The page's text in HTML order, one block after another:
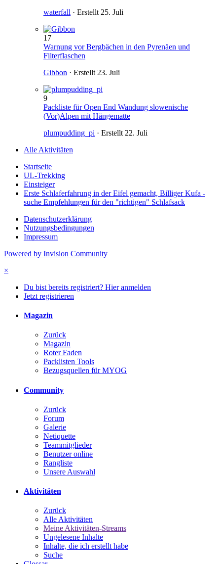
waterfall · Erstellt 25. Juli
17
Warnung vor Bergbächen in den Pyrenäen und
Filterflaschen
Gibbon · Erstellt 23. Juli
9
Packliste für Open End Wandung slowenische
(Vor)Alpen mit Hängematte
plumpudding_pi · Erstellt 22. Juli
Alle Aktivitäten
Startseite
UL-Trekking
Einsteiger
Erste Schlaferfahrung in der Eifel gemacht, Billiger Kufa -
suche Empfehlungen für den "richtigen" Schlafsack
Datenschutzerklärung
Nutzungsbedingungen
Impressum
Powered by Invision Community
×
Du bist bereits registriert? Hier anmelden
Jetzt registrieren
Magazin
Zurück
Magazin
Roter Faden
Packlisten Tools
Bezugsquellen für MYOG
Community
Zurück
Forum
Galerie
Netiquette
Teammitglieder
Benutzer online
Rangliste
Unsere Auswahl
Aktivitäten
Zurück
Alle Aktivitäten
Meine Aktivitäten-Streams
Ungelesene Inhalte
Inhalte, die ich erstellt habe
Suche